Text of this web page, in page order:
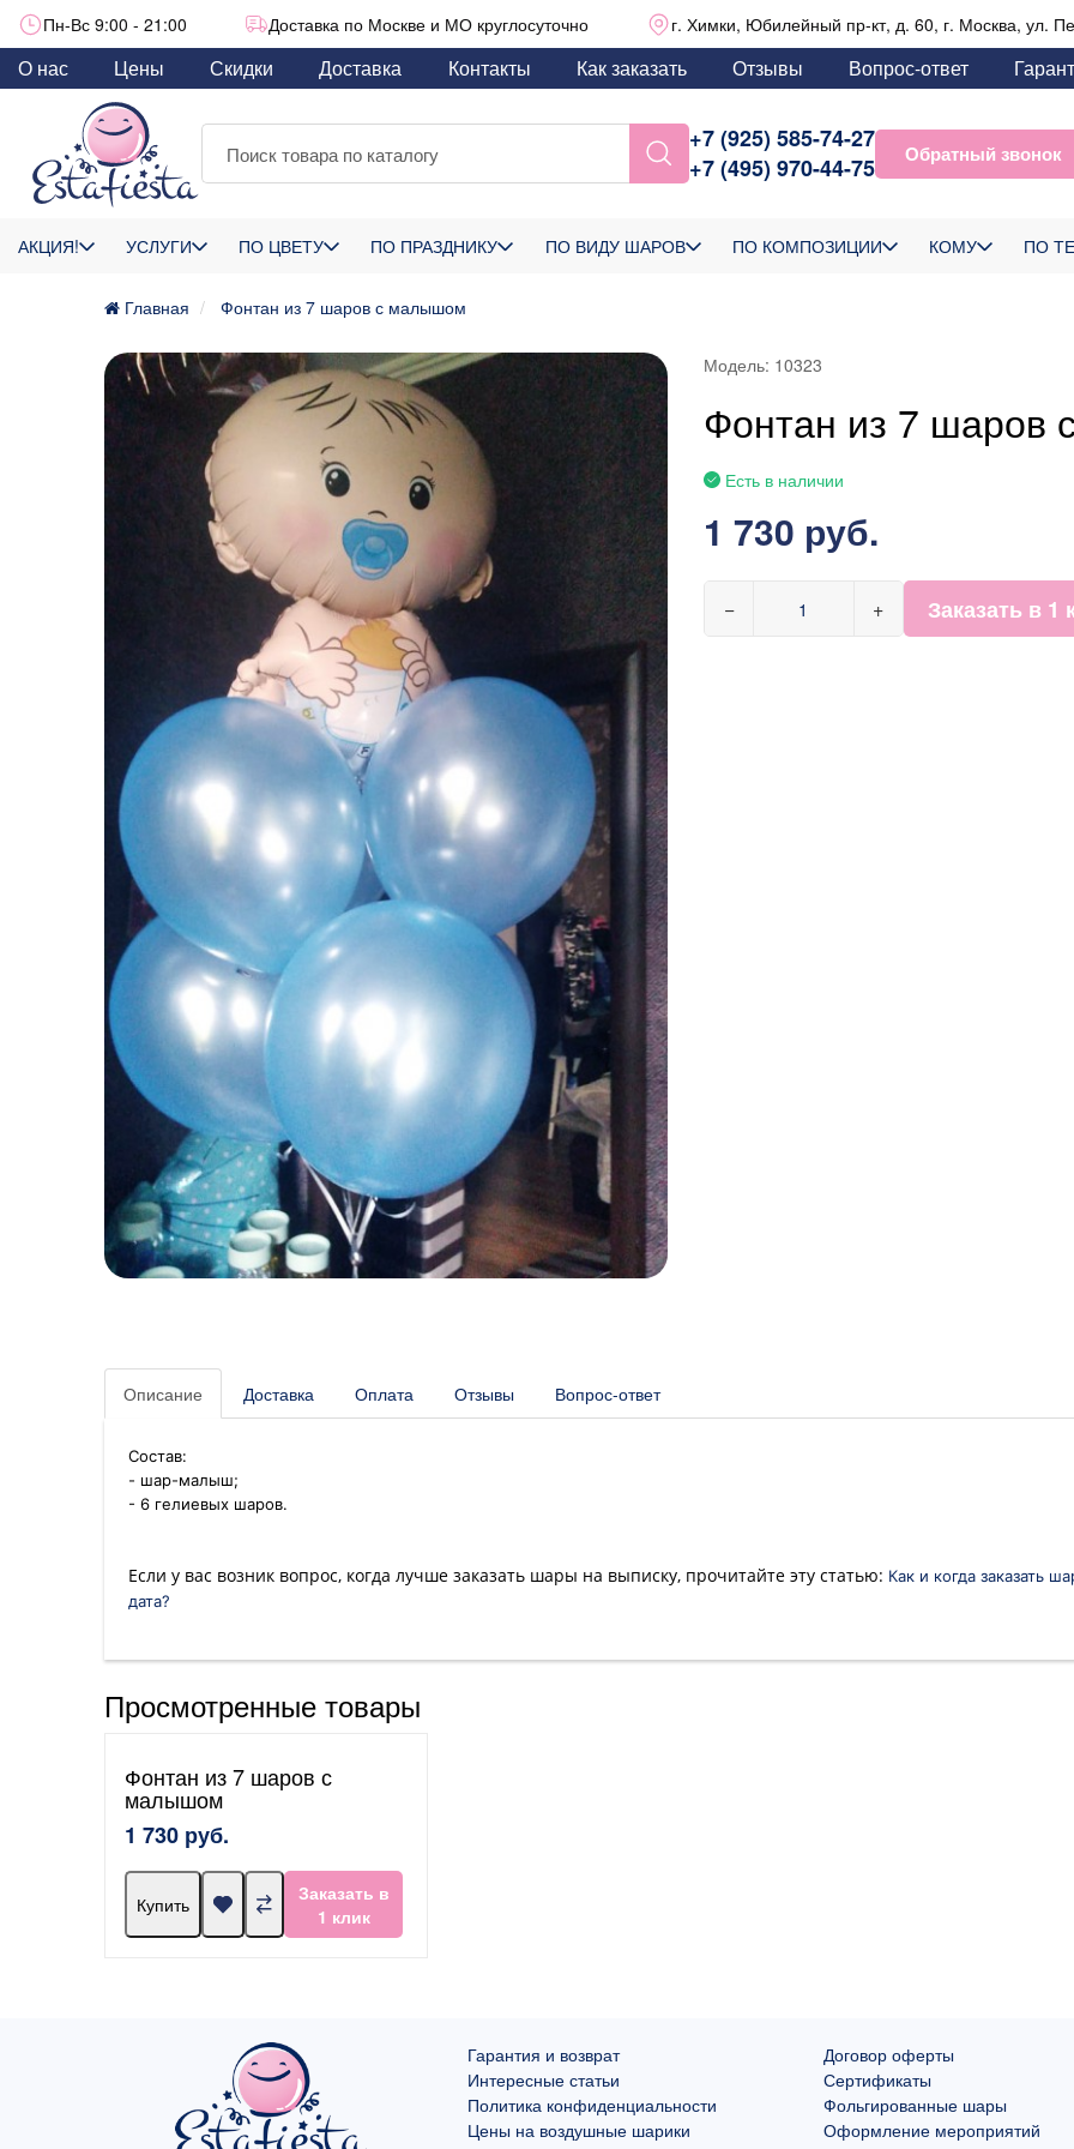
Пн-Вс 9:00 - 21:00 Доставка по Москве и МО круглосуточно г. Химки, Юбилейный пр-кт, д. 60, г. Москва, ул.
О нас Цены Скидки Доставка Контакты Как заказать Отзывы Вопрос-ответ
+7 (925) 585-74-27
+7 (495) 970-44-75
Обратный звонок
АКЦИЯ! УСЛУГИ ПО ЦВЕТУ ПО ПРАЗДНИКУ ПО ВИДУ ШАРОВ ПО КОМПОЗИЦИИ КОМУ ПО
Главная Фонтан из 7 шаров с малышом
Модель: 10323
Фонтан из 7 шаров
Есть в наличии
1 730 руб.
− + Заказать в 1
Описание Доставка Оплата Отзывы Вопрос-ответ
Состав:
- шар-малыш;
- 6 гелиевых шаров.
Если у вас возник вопрос, когда лучше заказать шары на выписку, прочитайте эту статью: Как и когда заказать
дата?
Просмотренные товары
Фонтан из 7 шаров с
малышом
1 730 руб.
Купить
Заказать в
1 клик
Гарантия и возврат
Интересные статьи
Политика конфиденциальности
Цены на воздушные шарики
Договор оферты
Сертификаты
Фольгированные шары
Оформление мероприятий